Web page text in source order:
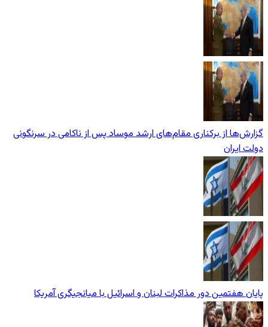
گزارش‌ها از برکناری مقام‌های ارشد موساد پس از ناکامی در سرنگونی
دولت ایران
پایان هفتمین دور مذاکرات لبنان و اسرائیل با میانجیگری آمریکا